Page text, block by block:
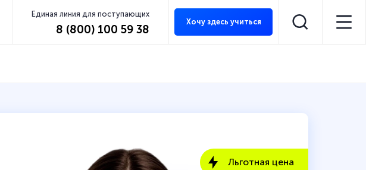
Единая линия для поступающих
8 (800) 100 59 38
Хочу здесь учиться
Льготная цена